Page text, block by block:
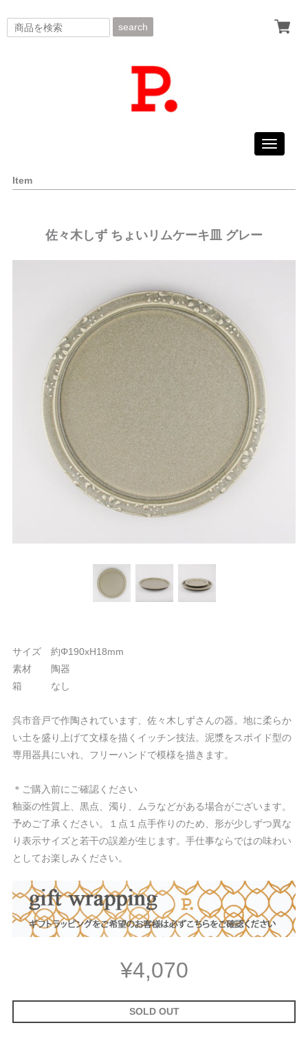
search
Toggle
Item
佐々木しず ちょいリムケーキ皿 グレー
サイズ 約Φ190xH18mm
素材 陶器
箱 なし
呉市音戸で作陶されています、佐々木しずさんの器。地に柔らか
い土を盛り上げて文様を描くイッチン技法。泥漿をスポイド型の
専用器具にいれ、フリーハンドで模様を描きます。
＊ご購入前にご確認ください
釉薬の性質上、黒点、濁り、ムラなどがある場合がございます。
予めご了承ください。１点１点手作りのため、形が少しずつ異な
り表示サイズと若干の誤差が生じます。手仕事ならではの味わい
としてお楽しみください。
¥4,070
SOLD OUT